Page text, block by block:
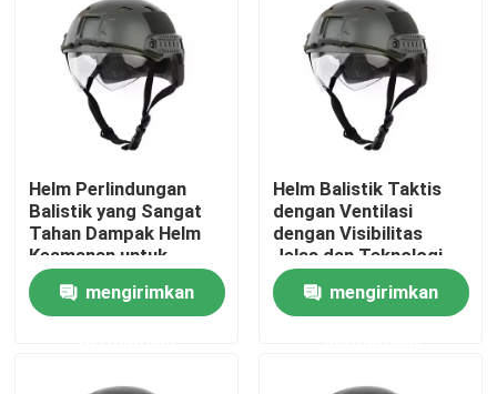
Rumah
Produk
video
Tentang Kami
Helm Perlindungan
Balistik yang Sangat
Tahan Dampak Helm
Keamanan untuk
Perlindungan Tahan
Dampakmengirimkan
Helm Balistik Taktis
dengan Ventilasi
dengan Visibilitas
Jelas dan Teknologi
Anti-Spall
mengirimkan